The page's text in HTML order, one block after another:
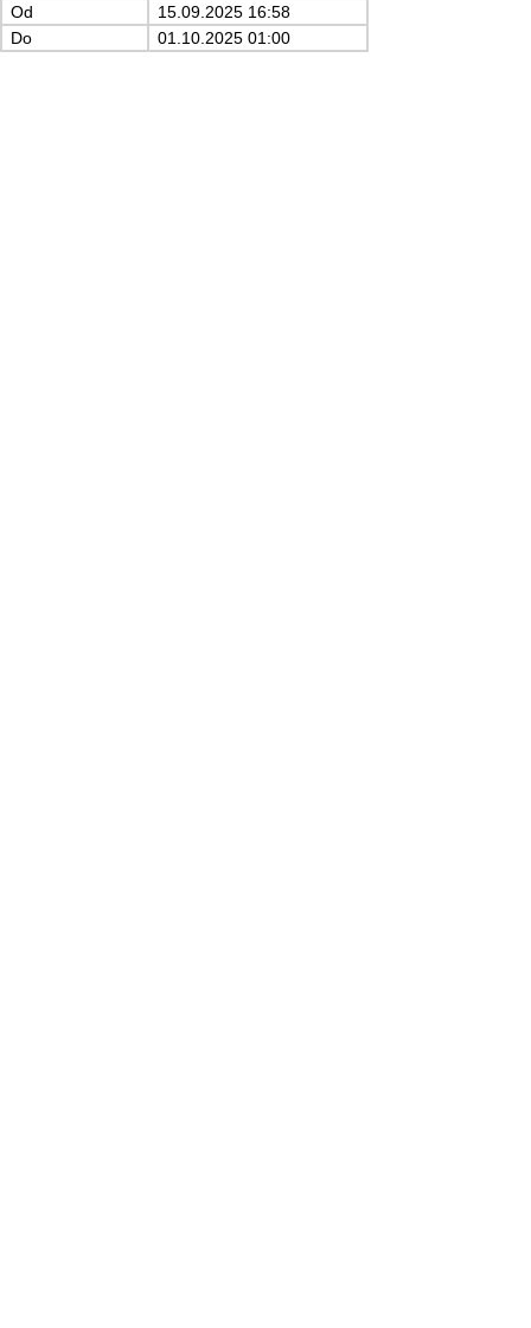
Od
15.09.2025 16:58
Do
01.10.2025 01:00